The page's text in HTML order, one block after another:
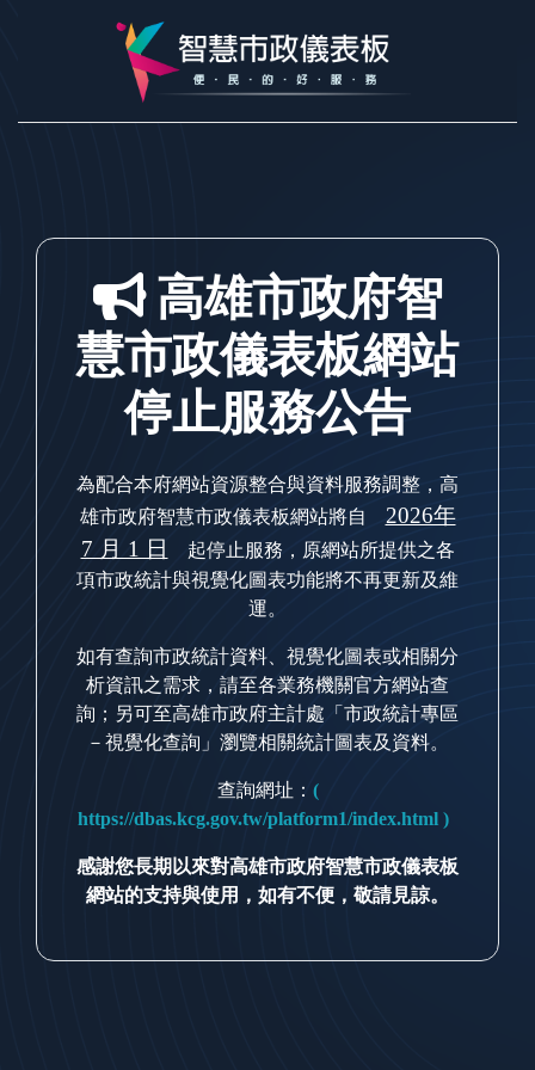
高雄市政府智
慧市政儀表板網站
停止服務公告
為配合本府網站資源整合與資料服務調整，高
雄市政府智慧市政儀表板網站將自
2026年
7 月 1 日
起停止服務，原網站所提供之各
項市政統計與視覺化圖表功能將不再更新及維
運。
如有查詢市政統計資料、視覺化圖表或相關分
析資訊之需求，請至各業務機關官方網站查
詢；另可至高雄市政府主計處「市政統計專區
－視覺化查詢」瀏覽相關統計圖表及資料。
查詢網址： (
https://dbas.kcg.gov.tw/platform1/index.html )
感謝您長期以來對高雄市政府智慧市政儀表板
網站的支持與使用，如有不便，敬請見諒。